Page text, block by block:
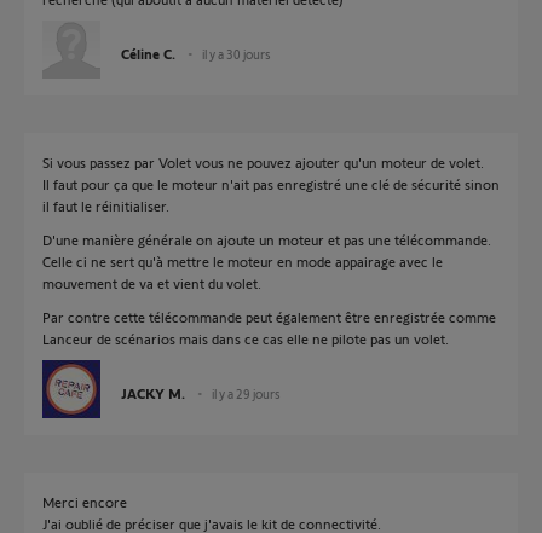
Céline C. il y a 30 jours
Si vous passez par Volet vous ne pouvez ajouter qu'un moteur de volet.
Il faut pour ça que le moteur n'ait pas enregistré une clé de sécurité sinon
il faut le réinitialiser.
D'une manière générale on ajoute un moteur et pas une télécommande.
Celle ci ne sert qu'à mettre le moteur en mode appairage avec le
mouvement de va et vient du volet.
Par contre cette télécommande peut également être enregistrée comme
Lanceur de scénarios mais dans ce cas elle ne pilote pas un volet.
JACKY M. il y a 29 jours
Merci encore
J'ai oublié de préciser que j'avais le kit de connectivité.